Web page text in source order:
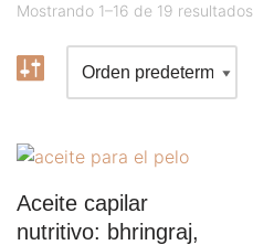
Mostrando 1–16 de 19 resultados
Aceite capilar
nutritivo: bhringraj,